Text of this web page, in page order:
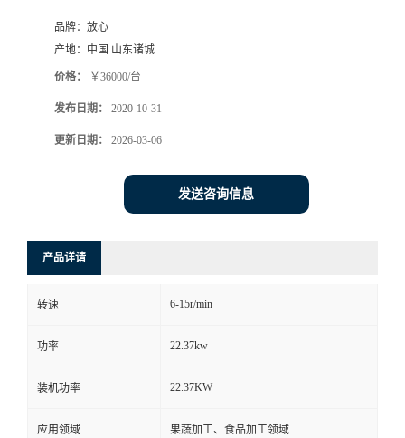
品牌： 放心
产地： 中国 山东诸城
价格： ￥36000/台
发布日期： 2020-10-31
更新日期： 2026-03-06
发送咨询信息
产品详请
转速 6-15r/min
功率 22.37kw
装机功率 22.37KW
应用领域 果蔬加工、食品加工领域